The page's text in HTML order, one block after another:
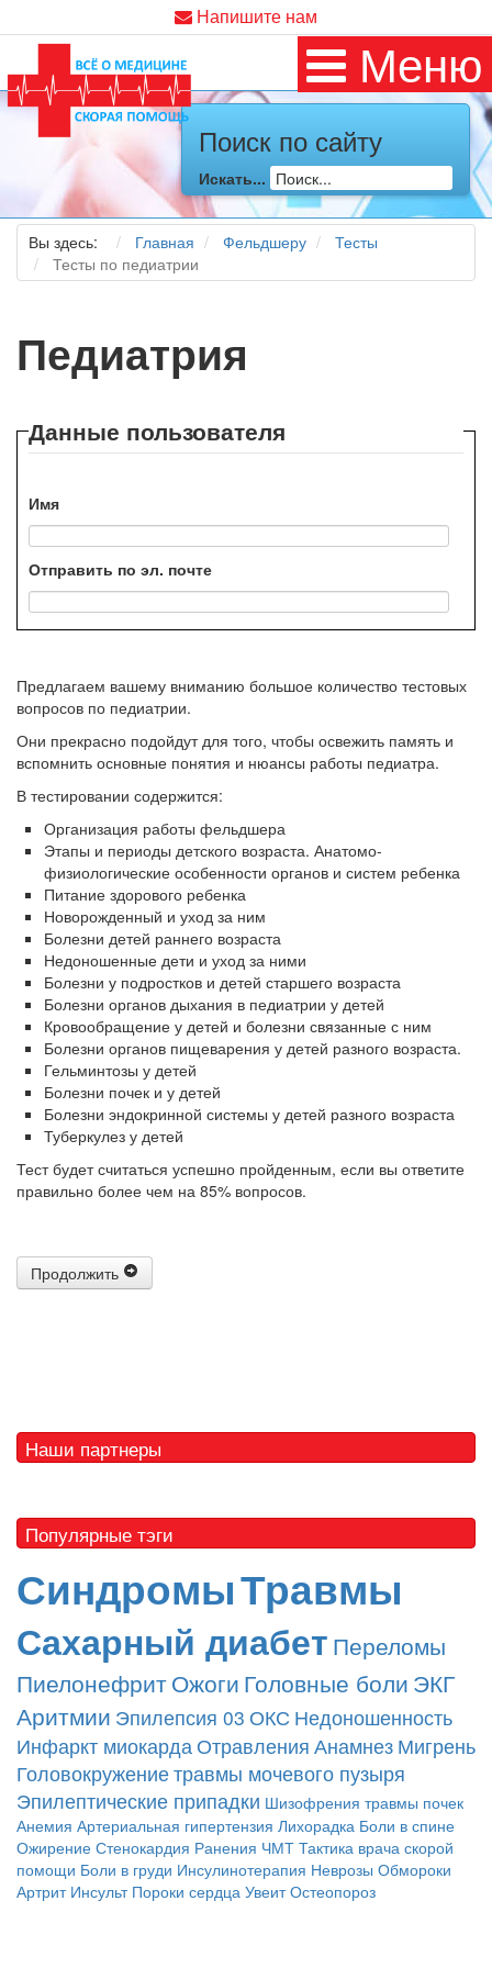
Напишите нам
Меню
Поиск по сайту
Искать...
Вы здесь: Главная Фельдшеру
Тесты
Тесты по педиатрии
Педиатрия
Данные пользователя
Имя
Отправить по эл. почте
Предлагаем вашему вниманию большое количество тестовых
вопросов по педиатрии.
Они прекрасно подойдут для того, чтобы освежить память и
вспомнить основные понятия и нюансы работы педиатра.
В тестировании содержится:
Организация работы фельдшера
Этапы и периоды детского возраста. Анатомо-
физиологические особенности органов и систем ребенка
Питание здорового ребенка
Новорожденный и уход за ним
Болезни детей раннего возраста
Недоношенные дети и уход за ними
Болезни у подростков и детей старшего возраста
Болезни органов дыхания в педиатрии у детей
Кровообращение у детей и болезни связанные с ним
Болезни органов пищеварения у детей разного возраста.
Гельминтозы у детей
Болезни почек и у детей
Болезни эндокринной системы у детей разного возраста
Туберкулез у детей
Тест будет считаться успешно пройденным, если вы ответите
правильно более чем на 85% вопросов.
Продолжить
Наши партнеры
Популярные тэги
СиндромыТравмы
Сахарный диабет Переломы
ПиелонефритОжоги Головные боли ЭКГ
Аритмии Эпилепсия 03 ОКС Недоношенность
Инфаркт миокарда Отравления Анамнез Мигрень
Головокружениетравмы мочевого пузыря
Эпилептические припадки Шизофрения травмы почек
Анемия Артериальная гипертензия Лихорадка Боли в спине
Ожирение Стенокардия Ранения ЧМТ Тактика врача скорой
помощи Боли в груди Инсулинотерапия Неврозы Обмороки
Артрит Инсульт Пороки сердца Увеит Остеопороз